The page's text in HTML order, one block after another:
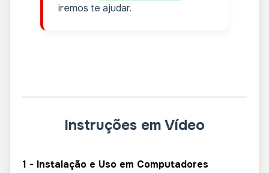
iremos te ajudar.
Instruções em Vídeo
1 - Instalação e Uso em Computadores